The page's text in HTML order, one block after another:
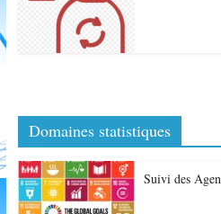
Domaines statistiques
Suivi des